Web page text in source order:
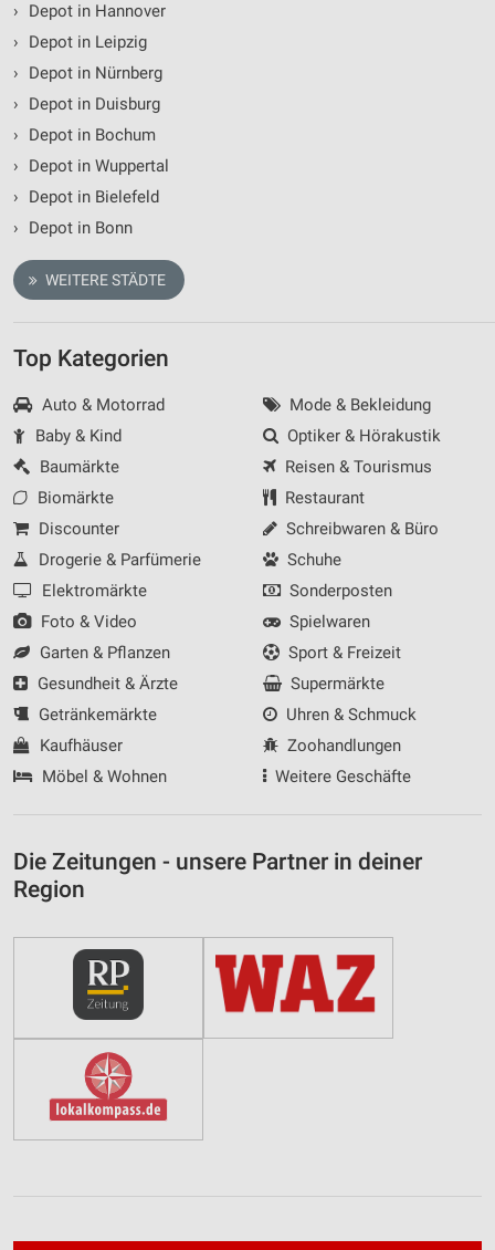
›
Depot in Hannover
›
Depot in Leipzig
›
Depot in Nürnberg
›
Depot in Duisburg
›
Depot in Bochum
›
Depot in Wuppertal
›
Depot in Bielefeld
›
Depot in Bonn
WEITERE STÄDTE
Top Kategorien
Auto & Motorrad
Baby & Kind
Baumärkte
Biomärkte
Discounter
Drogerie & Parfümerie
Elektromärkte
Foto & Video
Garten & Pflanzen
Gesundheit & Ärzte
Getränkemärkte
Kaufhäuser
Möbel & Wohnen
Mode & Bekleidung
Optiker & Hörakustik
Reisen & Tourismus
Restaurant
Schreibwaren & Büro
Schuhe
Sonderposten
Spielwaren
Sport & Freizeit
Supermärkte
Uhren & Schmuck
Zoohandlungen
Weitere Geschäfte
Die Zeitungen - unsere Partner in deiner
Region